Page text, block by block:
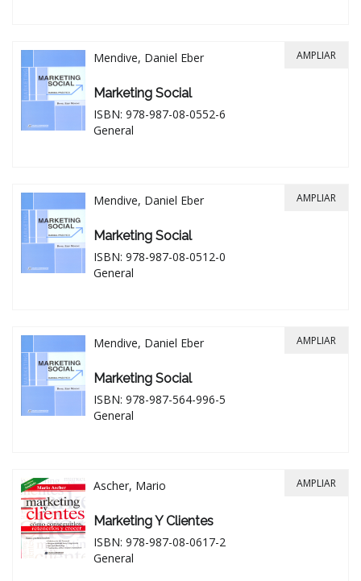
Mendive, Daniel Eber
Marketing Social
ISBN: 978-987-08-0552-6
General
AMPLIAR
Mendive, Daniel Eber
Marketing Social
ISBN: 978-987-08-0512-0
General
AMPLIAR
Mendive, Daniel Eber
Marketing Social
ISBN: 978-987-564-996-5
General
AMPLIAR
Ascher, Mario
Marketing Y Clientes
ISBN: 978-987-08-0617-2
General
AMPLIAR